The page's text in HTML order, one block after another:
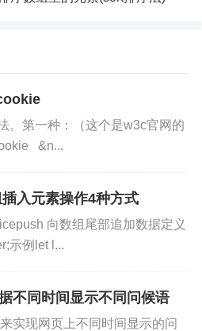
。第一种：（这个是w3c官网的
&n...
入元素操作4种方式
向数组尾部追加数据定义
示例let l...
不同时间显示不同问候语
实现网页上不同时间显示的问